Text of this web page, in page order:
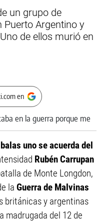
un grupo de
Argentino y
de ellos murió en
en
uno se acuerda del
Rubén Carrupan
de Monte Longdon,
la Guerra de Malvinas
británicas y argentinas
madrugada del 12 de